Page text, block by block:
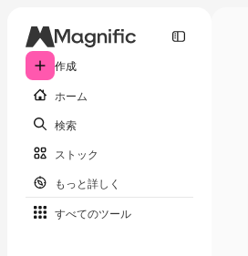
作成
ホーム
検索
ストック
もっと詳しく
すべてのツール